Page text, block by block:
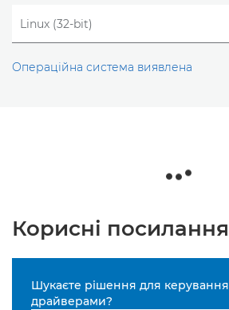
Операційна система виявлена
Корисні посилання
Шукаєте рішення для керування
драйверами?